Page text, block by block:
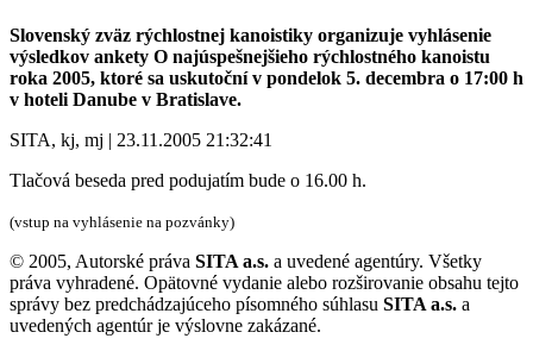
Slovenský zväz rýchlostnej kanoistiky organizuje vyhlásenie
výsledkov ankety O najúspešnejšieho rýchlostného kanoistu
roka 2005, ktoré sa uskutoční v pondelok 5. decembra o 17:00 h
v hoteli Danube v Bratislave.
SITA, kj, mj | 23.11.2005 21:32:41
Tlačová beseda pred podujatím bude o 16.00 h.
(vstup na vyhlásenie na pozvánky)
© 2005, Autorské práva SITA a.s. a uvedené agentúry. Všetky
práva vyhradené. Opätovné vydanie alebo rozširovanie obsahu tejto
správy bez predchádzajúceho písomného súhlasu SITA a.s. a
uvedených agentúr je výslovne zakázané.